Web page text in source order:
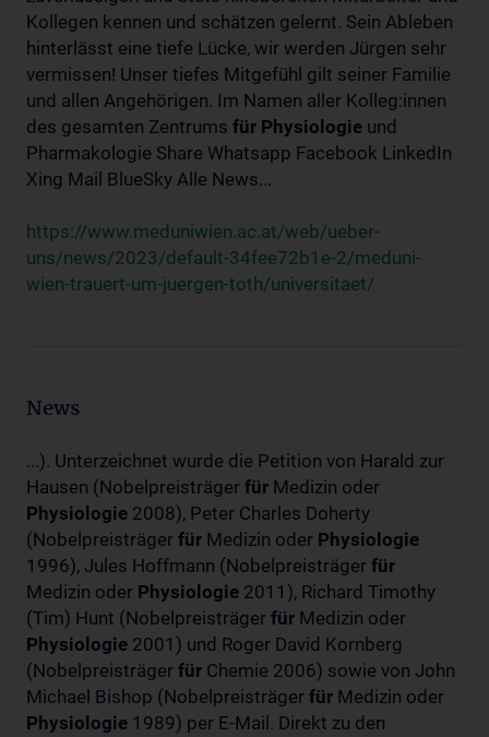
Kollegen kennen und schätzen gelernt. Sein Ableben
hinterlässt eine tiefe Lücke, wir werden Jürgen sehr
vermissen! Unser tiefes Mitgefühl gilt seiner Familie
und allen Angehörigen. Im Namen aller Kolleg:innen
des gesamten Zentrums für Physiologie und
Pharmakologie Share Whatsapp Facebook LinkedIn
Xing Mail BlueSky Alle News...
https://www.meduniwien.ac.at/web/ueber-
uns/news/2023/default-34fee72b1e-2/meduni-
wien-trauert-um-juergen-toth/universitaet/
News
...). Unterzeichnet wurde die Petition von Harald zur
Hausen (Nobelpreisträger für Medizin oder
Physiologie 2008), Peter Charles Doherty
(Nobelpreisträger für Medizin oder Physiologie
1996), Jules Hoffmann (Nobelpreisträger für
Medizin oder Physiologie 2011), Richard Timothy
(Tim) Hunt (Nobelpreisträger für Medizin oder
Physiologie 2001) und Roger David Kornberg
(Nobelpreisträger für Chemie 2006) sowie von John
Michael Bishop (Nobelpreisträger für Medizin oder
Physiologie 1989) per E-Mail. Direkt zu den